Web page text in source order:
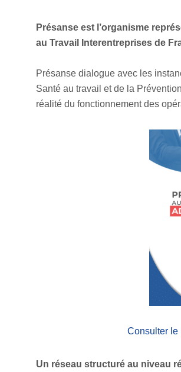
Présanse est l’organisme
au Travail Interentreprises de
Présanse dialogue avec les
Santé au travail et de la
réalité du fonctionnement des
Consulter le
Un réseau structuré au niveau